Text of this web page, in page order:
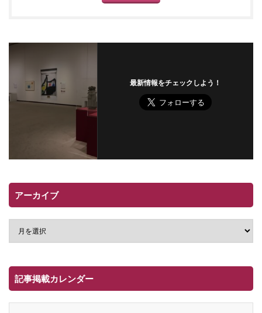
最新情報をチェックしよう！
アーカイブ
記事掲載カレンダー